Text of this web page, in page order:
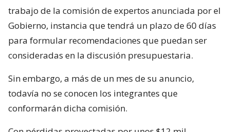
trabajo de la comisión de expertos anunciada por el
Gobierno, instancia que tendrá un plazo de 60 días
para formular recomendaciones que puedan ser
consideradas en la discusión presupuestaria.
Sin embargo, a más de un mes de su anuncio,
todavía no se conocen los integrantes que
conformarán dicha comisión.